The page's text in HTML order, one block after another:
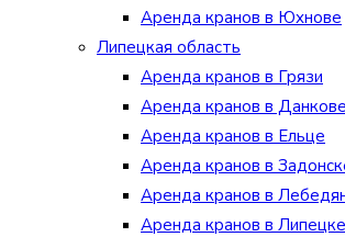
Аренда кранов в Юхнове
Липецкая область
Аренда кранов в Грязи
Аренда кранов в Данкове
Аренда кранов в Ельце
Аренда кранов в
Аренда кранов в
Аренда кранов в Липецке